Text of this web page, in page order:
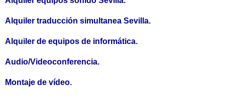
Alquiler traducción simultanea Sevilla.
Alquiler de equipos de informática.
Audio/Videoconferencia.
Montaje de vídeo.